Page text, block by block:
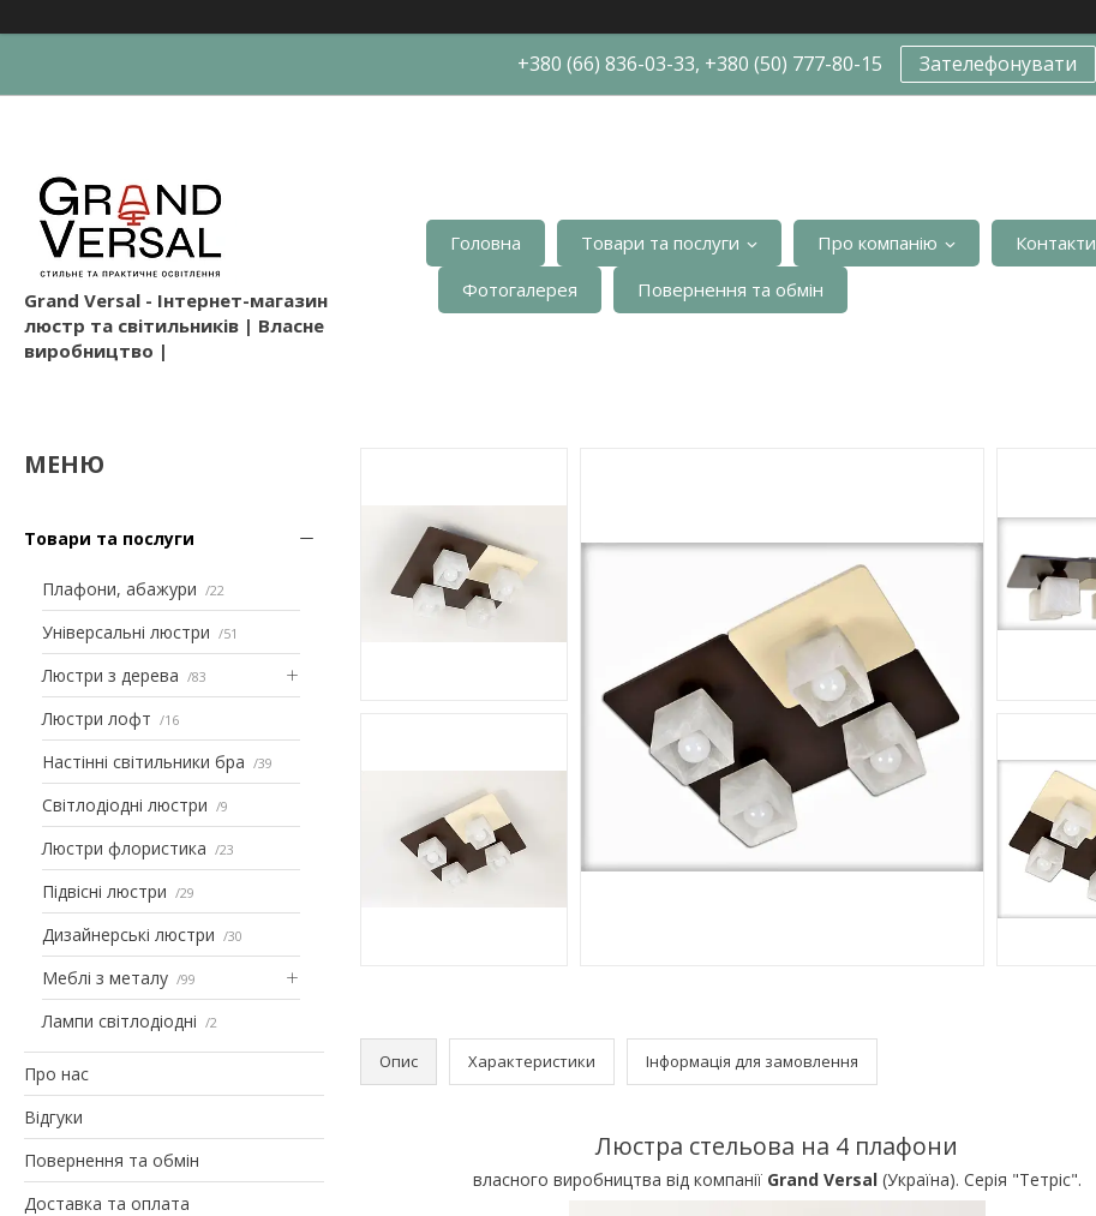
+380 (66) 836-03-33, +380 (50) 777-80-15 Зателефонувати
Grand Versal - Інтернет-магазин
люстр та світильників | Власне
виробництво |
Головна Товари та послуги Про компанію Контакти
Фотогалерея
Повернення та обмін
Товари та послуги
Плафони, абажури 22
Універсальні люстри 51
Люстри з дерева 83
Люстри лофт 16
Настінні світильники бра 39
Світлодіодні люстри 9
Люстри флористика 23
Підвісні люстри 29
Дизайнерські люстри 30
Меблі з металу 99
Лампи світлодіодні 2
Про нас
Відгуки
Повернення та обмін
Доставка та оплата
Опис Характеристики Інформація для замовлення
Люстра стельова на 4 плафони
власного виробництва від компанії Grand Versal(Україна). Серія "Тетріс".